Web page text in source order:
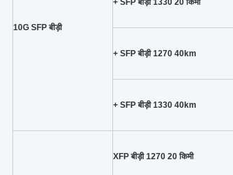
10G SFP बीड़ी
+ SFP बीड़ी 1330 20 किमी
+ SFP बीड़ी 1270 40km
+ SFP बीड़ी 1330 40km
XFP बीड़ी 1270 20 किमी